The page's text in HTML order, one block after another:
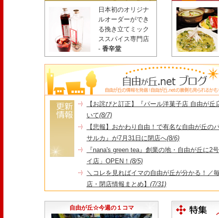
日本初のオリジナ
ルオーダーができ
る挽き立てミック
ススパイス専門店
- 香辛堂
【お詫びと訂正】『パール洋菓子店 自由が
いて(8/7)
【悲報】おかわり自由！で有名な自由が丘の
サルカ』が7月31日に閉店へ(8/6)
『nana's green tea』創業の地・自由が丘に2
イ店」OPEN！ (8/5)
＼コレを見ればイマの自由が丘が分かる！／
店・閉店情報まとめ】 (7/31)
永久パス配布も！
自由が丘☆今週の１コマ